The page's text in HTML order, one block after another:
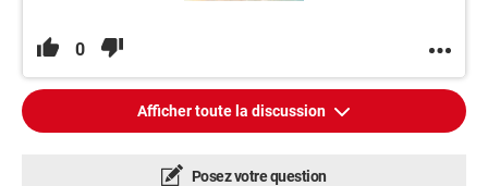
0
Afficher toute la discussion
Posez votre question